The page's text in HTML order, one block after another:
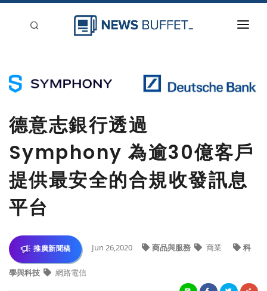
新聞稿分類
刊登
德意志銀行透過
Symphony 為逾30億客戶
提供最安全的合規收發訊息
平台
推廣新聞稿 Jun 26,2020 商品與服務 商業 科
學與科技 網路電信